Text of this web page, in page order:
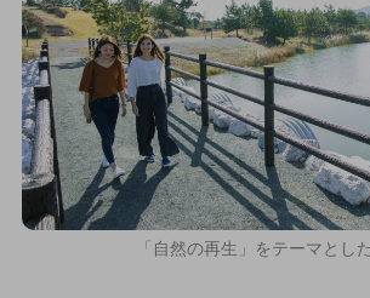
「自然の再生」をテーマとし